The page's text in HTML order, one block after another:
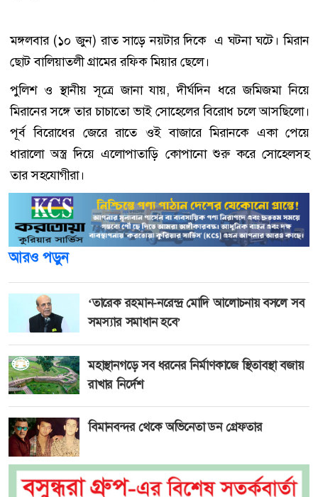
মঙ্গলবার (১০ জুন) রাত সাড়ে নয়টার দিকে এ ঘটনা ঘটে। মিরান
ছোট বালিয়াতলী গ্রামের রফিক মিয়ার ছেলে।
পুলিশ ও স্থানীয় সূত্রে জানা যায়, দীর্ঘদিন ধরে জমিজমা নিয়ে
মিরানের সঙ্গে তার চাচাতো ভাই সোহেলের বিরোধ চলে আসছিলো।
পূর্ব বিরোধের জেরে রাতে ওই বাজারে মিরানকে একা পেয়ে
ধারালো অস্ত্র দিয়ে এলোপাতাড়ি কোপানো শুরু করে সোহেলসহ
তার সহযোগীরা।
আরও পড়ুন
‘তারেক রহমান-নরেন্দ্র মোদি আলোচনায় বসলে সব
সমস্যার সমাধান হবে’
মহাস্থানগড়ে সব ধরনের নির্মাণকাজে স্থিতাবস্থা বজায়
রাখার নির্দেশ
বিমানবন্দর থেকে অভিনেতা ডন গ্রেফতার